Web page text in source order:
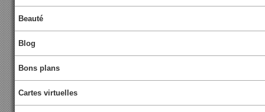
Beauté
Blog
Bons plans
Cartes virtuelles